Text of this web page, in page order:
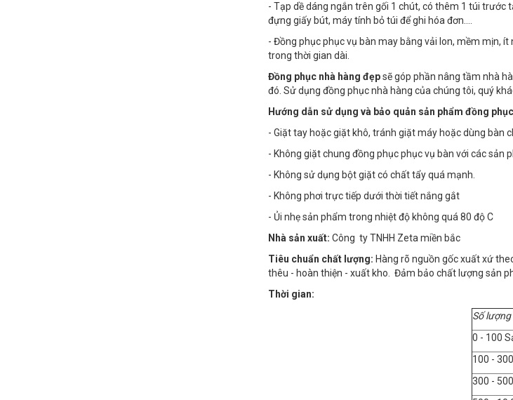
- Tạp dề dáng ngắn trên gối 1 chút, có thêm 1 túi trước
đựng giấy bút, máy tính bỏ túi để ghi hóa đơn….
- Đồng phục phục vụ bàn may bằng vải lon, mềm mịn,
trong thời gian dài.
Đồng phục nhà hàng đẹpsẽ góp phần nâng tầm nhà
đó. Sử dụng đồng phục nhà hàng của chúng tôi, quý
Hướng dẫn sử dụng và bảo quản sản phẩm đồng
- Giặt tay hoặc giặt khô, tránh giặt máy hoặc dùng bàn
- Không giặt chung đồng phục phục vụ bàn với các sản
- Không sử dụng bột giặt có chất tẩy quá mạnh.
- Không phơi trực tiếp dưới thời tiết nắng gắt
- Ủi nhẹ sản phẩm trong nhiệt độ không quá 80 độ C
Nhà sản xuất: Công ty TNHH Zeta miền bắc
Tiêu chuẩn chất lượng: Hàng rõ nguồn gốc xuất xứ
thêu - hoàn thiện - xuất kho. Đảm bảo chất lượng sản
Thời gian:
Số
0 - 100
100 -
300 -